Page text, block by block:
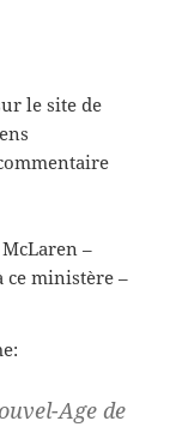
le site de
–
ce ministère –
Age de